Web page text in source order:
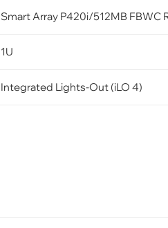
Smart Array P420i/512MB
1U
Integrated Lights-Out (iLO 4)